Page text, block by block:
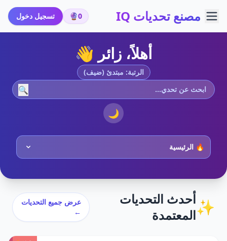
مصنع تحديات IQ 0
🔮 تسجيل دخول
أهلاً، زائر 👋
الرتبة: مبتدئ (ضيف)
🔍
🌙
✨أحدث التحديات
المعتمدة
عرض جميع التحديات
←